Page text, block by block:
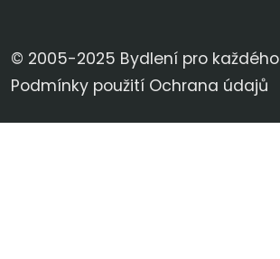
© 2005-2025 Bydlení pro každého
Podmínky použití Ochrana údajů